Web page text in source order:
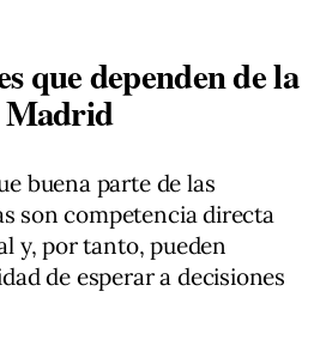
que dependen de la
Madrid
buena parte de las
son competencia directa
y, por tanto, pueden
de esperar a decisiones